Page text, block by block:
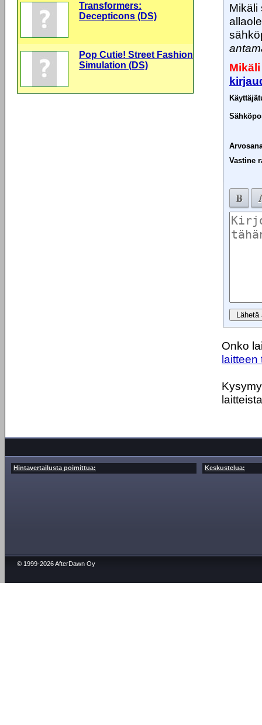
Mikäli
Vastine
Onko
laitteen
Transformers:
Decepticons (DS)
Pop Cutie! Street Fashion
Simulation (DS)
Hintavertailusta poimittua: Keskustelua:
© 1999-2026 AfterDawn Oy